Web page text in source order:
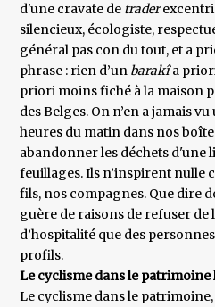
d'une cravate de trader
silencieux, écologiste,
général pas con du tout, et a
phrase : rien d’un barakîa
priori moins fiché à la maison
des Belges. On n’en a jamais
heures du matin dans nos
abandonner les déchets d'une
feuillages. Ils n’inspirent nulle
fils, nos compagnes. Que dire
guère de raisons de refuser de
d’hospitalité que des
profils.
Le cyclisme dans le
Le cyclisme dans le